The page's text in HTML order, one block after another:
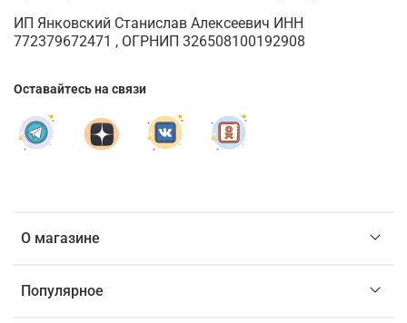
О магазине
Популярное
ИП Янковский Станислав Алексеевич ИНН
772379672471 , ОГРНИП 326508100192908
Оставайтесь на связи